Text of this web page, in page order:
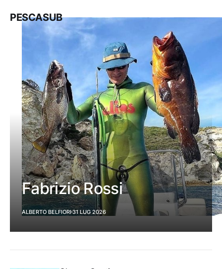
PESCASUB
Fabrizio Rossi
ALBERTO BELFIORI31 LUG 2026